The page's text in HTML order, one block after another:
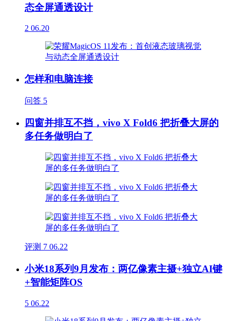
态全屏通透设计
2 06.20
怎样和电脑连接
问答 5
四窗并排互不挡，vivo X Fold6 把折叠大屏的
多任务做明白了
评测 7 06.22
小米18系列9月发布：两亿像素主摄+独立AI键
+智能矩阵OS
5 06.22